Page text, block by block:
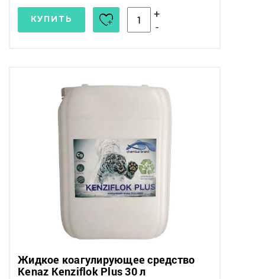
КУПИТЬ
+
-
Жидкое коагулирующее средство
Kenaz Kenziflok Plus 30 л